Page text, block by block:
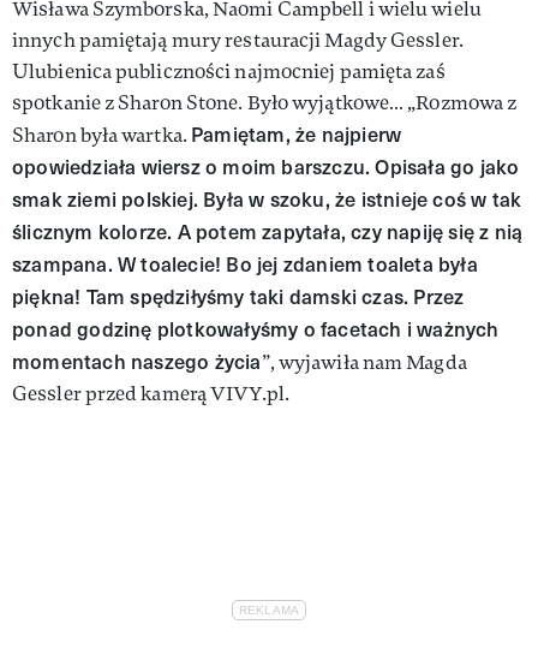
Wisława Szymborska, Naomi Campbell i wielu wielu
innych pamiętają mury restauracji Magdy Gessler.
Ulubienica publiczności najmocniej pamięta zaś
spotkanie z Sharon Stone. Było wyjątkowe… „Rozmowa z
Sharon była wartka. Pamiętam, że najpierw
opowiedziała wiersz o moim barszczu. Opisała go jako
smak ziemi polskiej. Była w szoku, że istnieje coś w tak
ślicznym kolorze. A potem zapytała, czy napiję się z nią
szampana. W toalecie! Bo jej zdaniem toaleta była
piękna! Tam spędziłyśmy taki damski czas. Przez
ponad godzinę plotkowałyśmy o facetach i ważnych
momentach naszego życia”, wyjawiła nam Magda
Gessler przed kamerą VIVY.pl.